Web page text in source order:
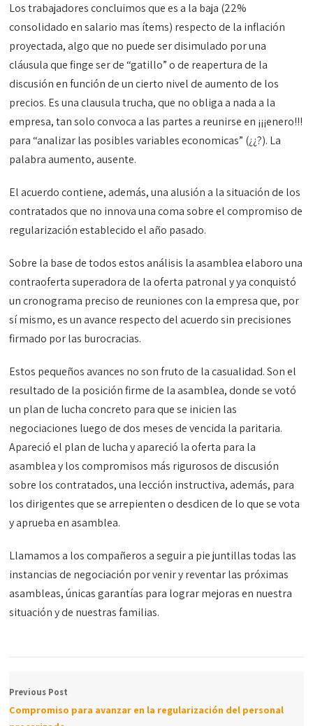
Los trabajadores concluimos que es a la baja (22%
consolidado en salario mas ítems) respecto de la inflación
proyectada, algo que no puede ser disimulado por una
cláusula que finge ser de “gatillo” o de reapertura de la
discusión en función de un cierto nivel de aumento de los
precios. Es una clausula trucha, que no obliga a nada a la
empresa, tan solo convoca a las partes a reunirse en ¡¡¡enero!!!
para “analizar las posibles variables economicas” (¿¿?). La
palabra aumento, ausente.
El acuerdo contiene, además, una alusión a la situación de los
contratados que no innova una coma sobre el compromiso de
regularización establecido el año pasado.
Sobre la base de todos estos análisis la asamblea elaboro una
contraoferta superadora de la oferta patronal y ya conquistó
un cronograma preciso de reuniones con la empresa que, por
sí mismo, es un avance respecto del acuerdo sin precisiones
firmado por las burocracias.
Estos pequeños avances no son fruto de la casualidad. Son el
resultado de la posición firme de la asamblea, donde se votó
un plan de lucha concreto para que se inicien las
negociaciones luego de dos meses de vencida la paritaria.
Apareció el plan de lucha y apareció la oferta para la
asamblea y los compromisos más rigurosos de discusión
sobre los contratados, una lección instructiva, además, para
los dirigentes que se arrepienten o desdicen de lo que se vota
y aprueba en asamblea.
Llamamos a los compañeros a seguir a pie juntillas todas las
instancias de negociación por venir y reventar las próximas
asambleas, únicas garantías para lograr mejoras en nuestra
situación y de nuestras familias.
Previous Post
Compromiso para avanzar en la regularización del personal